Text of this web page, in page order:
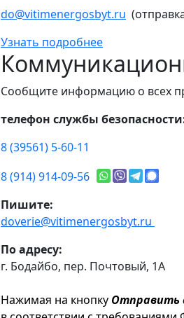
do@vitimenergosbyt.ru
Узнать подробнее
Сообщите информацию о всех
телефон службы
8 (39561) 5-60-11
8 (914) 914-09-56
Пишите:
doverie@vitimenergosbyt.ru
По адресу:
г. Бодайбо, пер. Почтовый, 1А
Нажимая на кнопку Отправить